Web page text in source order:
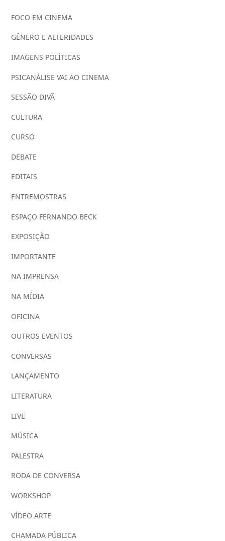
FOCO EM CINEMA
GÊNERO E ALTERIDADES
IMAGENS POLÍTICAS
PSICANÁLISE VAI AO CINEMA
SESSÃO DIVÃ
CULTURA
CURSO
DEBATE
EDITAIS
ENTREMOSTRAS
ESPAÇO FERNANDO BECK
EXPOSIÇÃO
IMPORTANTE
NA IMPRENSA
NA MÍDIA
OFICINA
OUTROS EVENTOS
CONVERSAS
LANÇAMENTO
LITERATURA
LIVE
MÚSICA
PALESTRA
RODA DE CONVERSA
WORKSHOP
VÍDEO ARTE
CHAMADA PÚBLICA